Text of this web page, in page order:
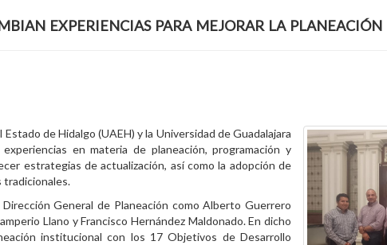
experiencias para mejorar la
de Hidalgo (UAEH) y la Universidad de Guadalajara
en materia de planeación, programación y
estrategias de actualización, así como la adopción de
tradicionales.
General de Planeación como Alberto Guerrero
Llano y Francisco Hernández Maldonado. En dicho
institucional con los 17 Objetivos de Desarrollo